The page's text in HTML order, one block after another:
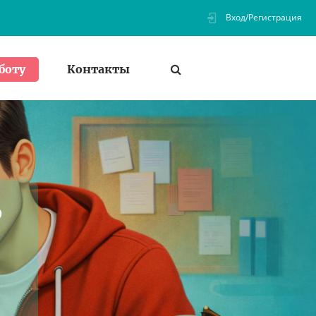
Вход/Регистрация
Контакты